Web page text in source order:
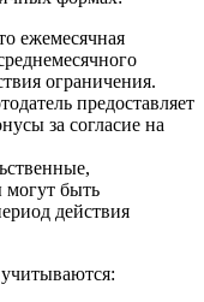
ежемесячная
ограничения.
предоставляет
за согласие на
могут быть
действия